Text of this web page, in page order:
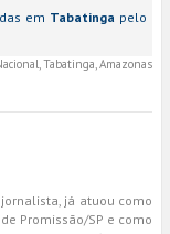
em Tabatinga pelo
Tabatinga, Amazonas
já atuou como
Promissão/SP e como